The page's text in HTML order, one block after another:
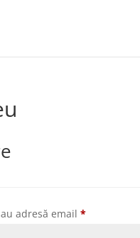
adresă email *Obligatoriu